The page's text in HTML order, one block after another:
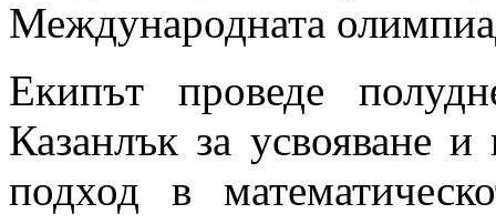
Международната
Екипът проведе
Казанлък за усвояване и
подход в